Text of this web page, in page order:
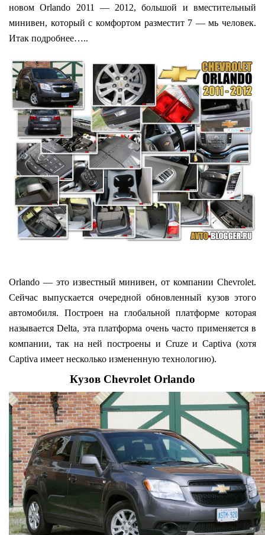
новом Orlando 2011 — 2012, большой и вместительный
минивен, который с комфортом разместит 7 — мь человек.
Итак подробнее…..
Orlando — это известный минивен, от компании Chevrolet.
Сейчас выпускается очередной обновленный кузов этого
автомобиля. Построен на глобальной платформе которая
называется Delta, эта платформа очень часто применяется в
компании, так на ней построены и Cruze и Captiva (хотя
Captiva имеет несколько измененную технологию).
Кузов Chevrolet Orlando